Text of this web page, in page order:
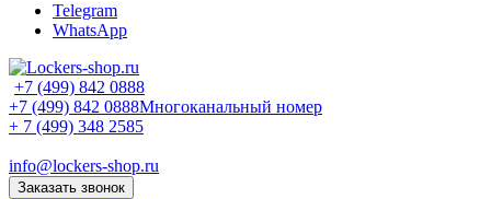
Telegram
WhatsApp
+7 (499) 842 0888
+7 (499) 842 0888Многоканальный номер
+ 7 (499) 348 2585
info@lockers-shop.ru
Заказать звонок